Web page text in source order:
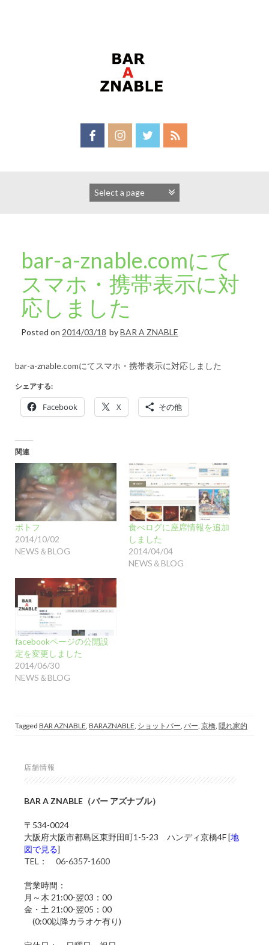
bar-a-znable.comにて
スマホ・携帯表示に対
応しました
Posted on 2014/03/18 byBAR A ZNABLE
bar-a-znable.comにてスマホ・携帯表示に対応しました
シェアする:
Facebook X その他
関連
ポトフ
2014/10/02
NEWS＆BLOG
食べログに座席情報を追加
しました
2014/04/04
NEWS＆BLOG
facebookページの公開設
定を変更しました
2014/06/30
NEWS＆BLOG
Tagged BAR AZNABLE, BARAZNABLE, ショットバー, バー, 京橋, 隠れ家的
店舗情報
BAR A ZNABLE（バー アズナブル）
〒534-0024
大阪府大阪市都島区東野田町1-5-23 ハンディ京橋4F [地
図で見る]
TEL： 06-6357-1600
営業時間：
月～木 21:00-翌03：00
金・土 21:00-翌05：00
(0:00以降カラオケ有り)